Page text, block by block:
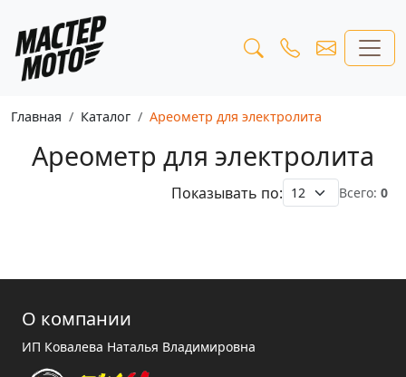
Главная Каталог Ареометр для электролита
Ареометр для электролита
Показывать по: Всего: 0
О компании
ИП Ковалева Наталья Владимировна